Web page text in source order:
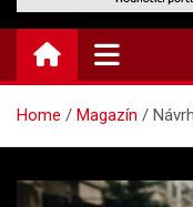
Home Magazín